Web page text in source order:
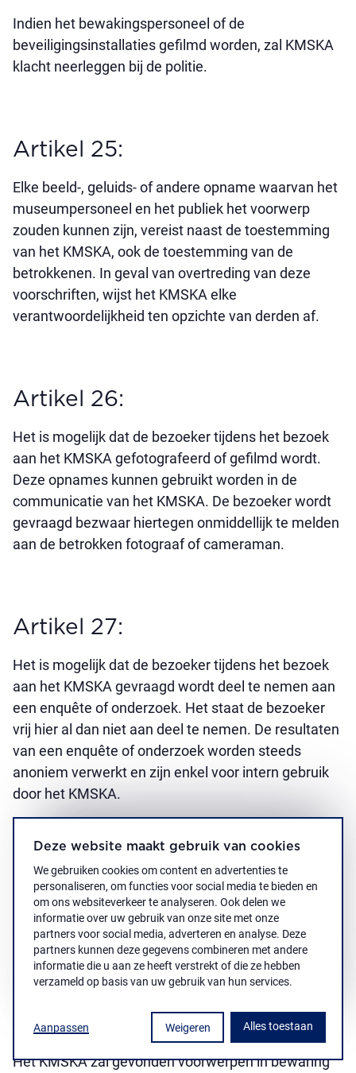
Deze website maakt gebruik van cookies
We gebruiken cookies om content en advertenties te
personaliseren, om functies voor social media te bieden en
om ons websiteverkeer te analyseren. Ook delen we
informatie over uw gebruik van onze site met onze
partners voor social media, adverteren en analyse. Deze
partners kunnen deze gegevens combineren met andere
informatie die u aan ze heeft verstrekt of die ze hebben
verzameld op basis van uw gebruik van hun services.
Aanpassen Weigeren Alles toestaan
Indien het bewakingspersoneel of de
beveiligingsinstallaties gefilmd worden, zal KMSKA
klacht neerleggen bij de politie.
Artikel 25:
Elke beeld-, geluids- of andere opname waarvan het
museumpersoneel en het publiek het voorwerp
zouden kunnen zijn, vereist naast de toestemming
van het KMSKA, ook de toestemming van de
betrokkenen. In geval van overtreding van deze
voorschriften, wijst het KMSKA elke
verantwoordelijkheid ten opzichte van derden af.
Artikel 26:
Het is mogelijk dat de bezoeker tijdens het bezoek
aan het KMSKA gefotografeerd of gefilmd wordt.
Deze opnames kunnen gebruikt worden in de
communicatie van het KMSKA. De bezoeker wordt
gevraagd bezwaar hiertegen onmiddellijk te melden
aan de betrokken fotograaf of cameraman.
Artikel 27:
Het is mogelijk dat de bezoeker tijdens het bezoek
aan het KMSKA gevraagd wordt deel te nemen aan
een enquête of onderzoek. Het staat de bezoeker
vrij hier al dan niet aan deel te nemen. De resultaten
van een enquête of onderzoek worden steeds
anoniem verwerkt en zijn enkel voor intern gebruik
door het KMSKA.
Verloren voorwerpen
Artikel 28:
Door de bezoeker in het KMSKA gevonden
voorwerpen kunnen worden afgegeven bij een
onthaalmedewerker of erfgoedbewaker van het
onthaalruimte van het KMSKA.
Het KMSKA zal gevonden voorwerpen in bewaring